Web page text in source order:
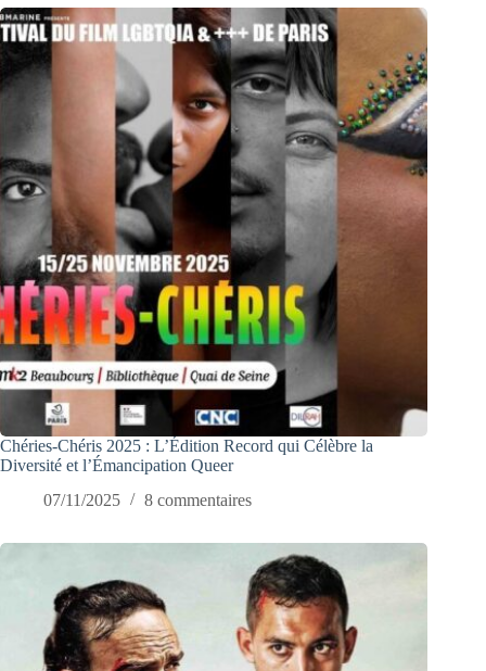
Chéries-Chéris 2025 : L’Édition Record qui Célèbre la
Diversité et l’Émancipation Queer
07/11/2025
8 commentaires